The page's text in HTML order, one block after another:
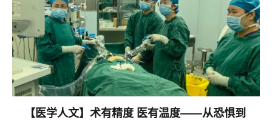
【医学人文】术有精度 医有温度——从恐惧到